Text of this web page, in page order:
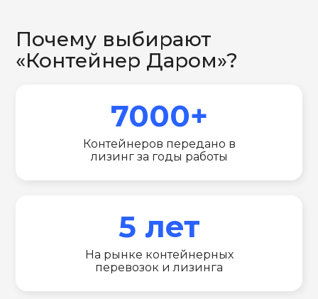
Почему выбирают
«Контейнер Даром»?
7000+
Контейнеров передано в
лизинг за годы работы
5 лет
На рынке контейнерных
перевозок и лизинга